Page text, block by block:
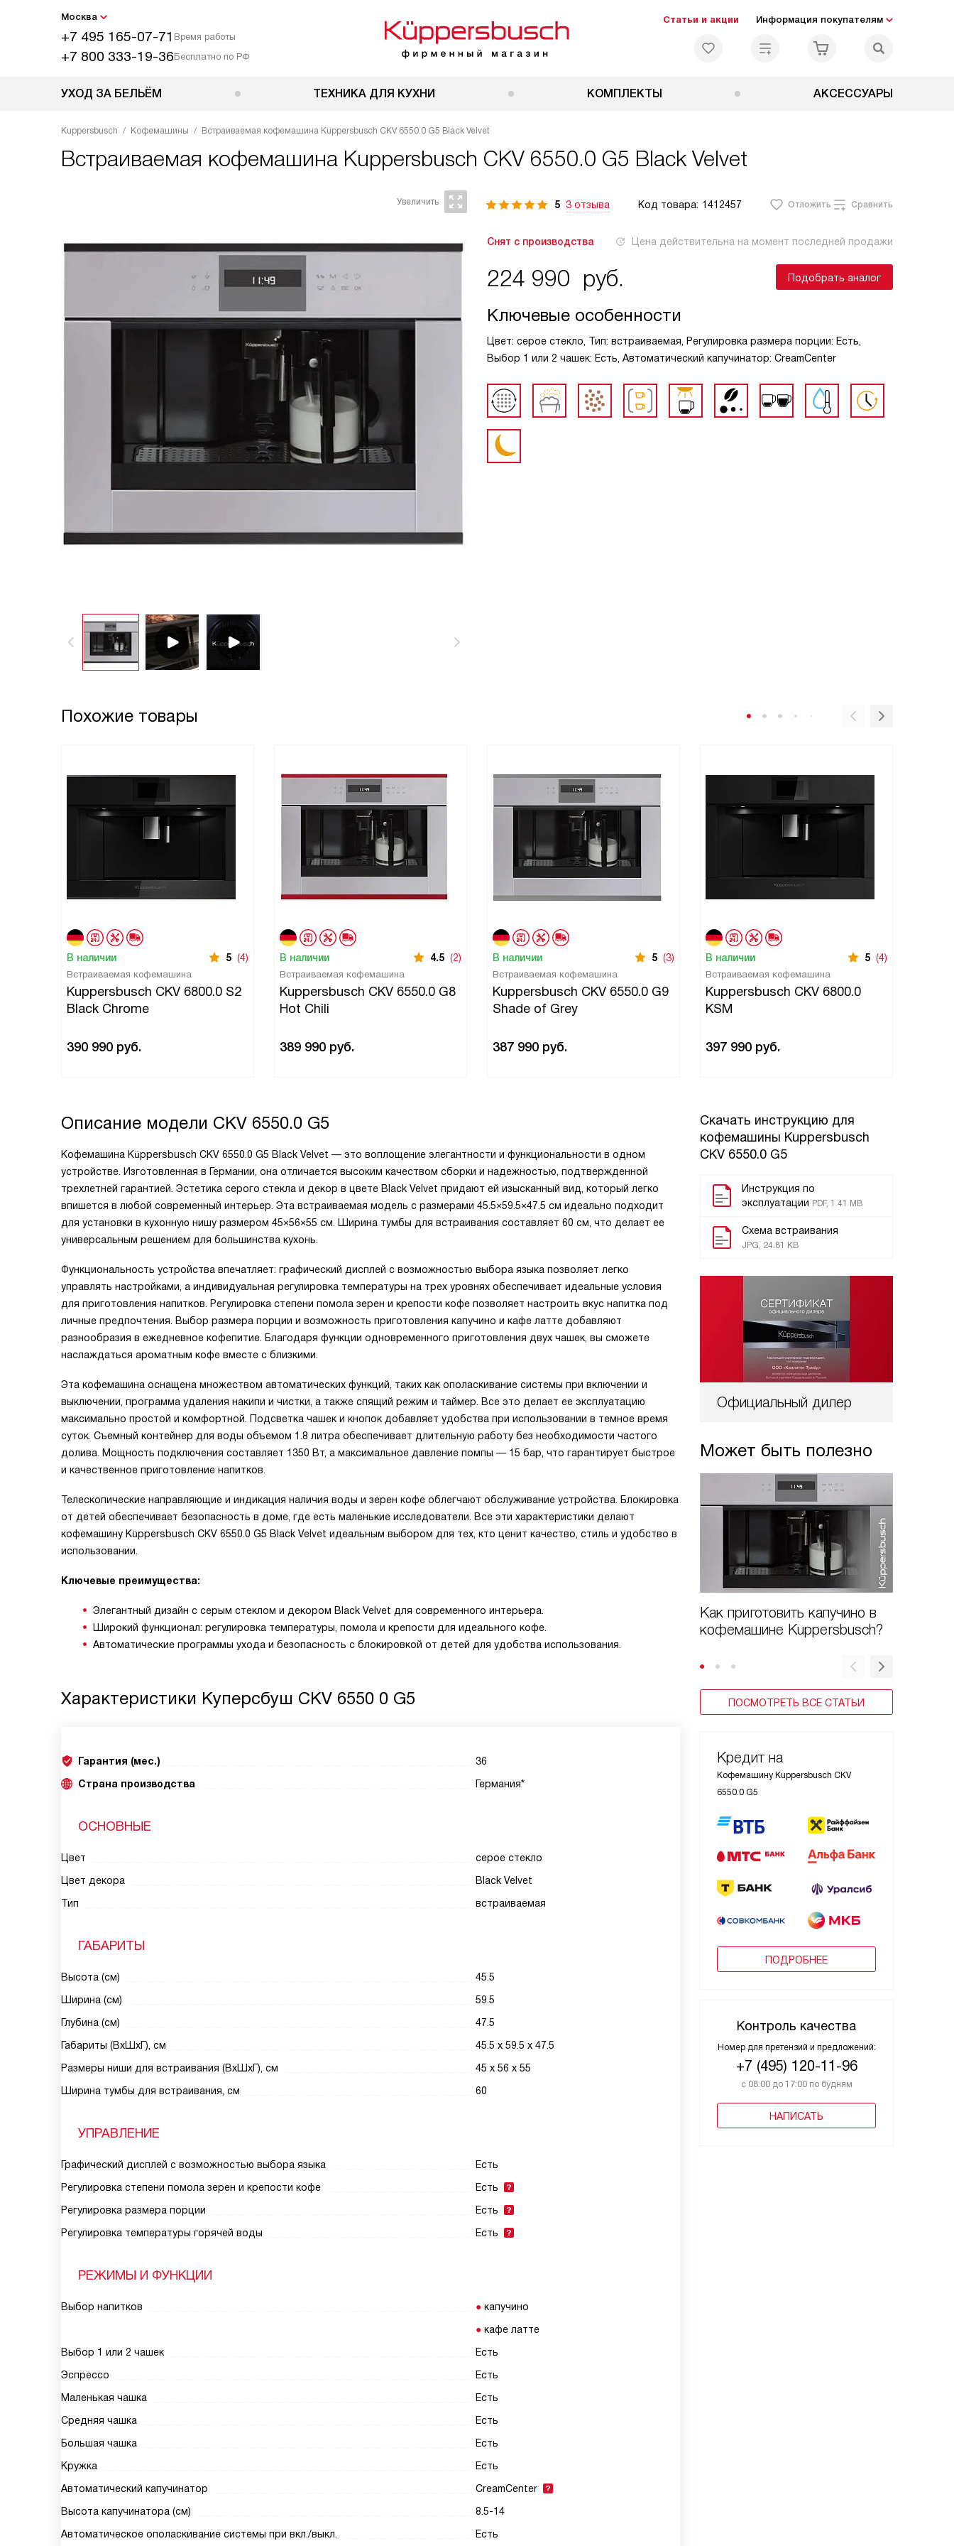
Москва
+7 495 165-07-71 Время работы
+7 800 333-19-36Бесплатно по РФ
Статьи и акции Информация покупателям
УХОД ЗА БЕЛЬЁМ ТЕХНИКА ДЛЯ КУХНИ КОМПЛЕКТЫ АКСЕССУАРЫ
Kuppersbusch Кофемашины Встраиваемая кофемашина Kuppersbusch CKV 6550.0 G5 Black Velvet
Встраиваемая кофемашина Kuppersbusch CKV 6550.0 G5 Black Velvet
5 3 отзыва Код товара: 1412457 Отложить Сравнить
Снят с производства Цена действительна на момент последней продажи
224 990 руб. Подобрать аналог
Ключевые особенности
Цвет: серое стекло, Тип: встраиваемая, Регулировка размера порции: Есть,
Выбор 1 или 2 чашек: Есть, Автоматический капучинатор: CreamCenter
Похожие товары
В наличии 5 (4)
Встраиваемая кофемашина
Kuppersbusch CKV 6800.0 S2
Black Chrome
390 990 руб.
В наличии 4.5 (2)
Встраиваемая кофемашина
Kuppersbusch CKV 6550.0 G8
Hot Chili
389 990 руб.
В наличии 5 (3)
Встраиваемая кофемашина
Kuppersbusch CKV 6550.0 G9
Shade of Grey
387 990 руб.
В наличии 5 (4)
Встраиваемая кофемашина
Kuppersbusch CKV 6800.0
KSM
397 990 руб.
Скачать инструкцию для
кофемашины Kuppersbusch
CKV 6550.0 G5
Инструкция по
эксплуатации PDF, 1.41 MB
Схема встраивания
JPG, 24.81 KB
Официальный дилер
Может быть полезно
Как приготовить капучино в
кофемашине Kuppersbusch?
ПОСМОТРЕТЬ ВСЕ СТАТЬИ
Кредит на
Кофемашину Kuppersbusch CKV
6550.0 G5
ПОДРОБНЕЕ
Контроль качества
Номер для претензий и предложений:
+7 (495) 120-11-96
с 08:00 до 17:00 по будням
НАПИСАТЬ
Описание модели CKV 6550.0 G5
Кофемашина Küppersbusch CKV 6550.0 G5 Black Velvet — это воплощение элегантности и функциональности в одном
устройстве. Изготовленная в Германии, она отличается высоким качеством сборки и надежностью, подтвержденной
трехлетней гарантией. Эстетика серого стекла и декор в цвете Black Velvet придают ей изысканный вид, который легко
впишется в любой современный интерьер. Эта встраиваемая модель с размерами 45.5×59.5×47.5 см идеально подходит
для установки в кухонную нишу размером 45×56×55 см. Ширина тумбы для встраивания составляет 60 см, что делает ее
универсальным решением для большинства кухонь.
Функциональность устройства впечатляет: графический дисплей с возможностью выбора языка позволяет легко
управлять настройками, а индивидуальная регулировка температуры на трех уровнях обеспечивает идеальные условия
для приготовления напитков. Регулировка степени помола зерен и крепости кофе позволяет настроить вкус напитка под
личные предпочтения. Выбор размера порции и возможность приготовления капучино и кафе латте добавляют
разнообразия в ежедневное кофепитие. Благодаря функции одновременного приготовления двух чашек, вы сможете
наслаждаться ароматным кофе вместе с близкими.
Эта кофемашина оснащена множеством автоматических функций, таких как ополаскивание системы при включении и
выключении, программа удаления накипи и чистки, а также спящий режим и таймер. Все это делает ее эксплуатацию
максимально простой и комфортной. Подсветка чашек и кнопок добавляет удобства при использовании в темное время
суток. Съемный контейнер для воды объемом 1.8 литра обеспечивает длительную работу без необходимости частого
долива. Мощность подключения составляет 1350 Вт, а максимальное давление помпы — 15 бар, что гарантирует быстрое
и качественное приготовление напитков.
Телескопические направляющие и индикация наличия воды и зерен кофе облегчают обслуживание устройства. Блокировка
от детей обеспечивает безопасность в доме, где есть маленькие исследователи. Все эти характеристики делают
кофемашину Küppersbusch CKV 6550.0 G5 Black Velvet идеальным выбором для тех, кто ценит качество, стиль и удобство в
использовании.
Ключевые преимущества:
Элегантный дизайн с серым стеклом и декором Black Velvet для современного интерьера.
Широкий функционал: регулировка температуры, помола и крепости для идеального кофе.
Автоматические программы ухода и безопасность с блокировкой от детей для удобства использования.
Характеристики Куперсбуш CKV 6550 0 G5
Гарантия (мес.)
36
Страна производства
Германия*
ОСНОВНЫЕ
Цвет
серое стекло
Цвет декора
Black Velvet
Тип
встраиваемая
ГАБАРИТЫ
Высота (см)
45.5
Ширина (см)
59.5
Глубина (см)
47.5
Габариты (ВхШхГ), см
45.5 x 59.5 x 47.5
Размеры ниши для встраивания (ВхШхГ), см
45 х 56 х 55
Ширина тумбы для встраивания, см
60
УПРАВЛЕНИЕ
Графический дисплей с возможностью выбора языка
Есть
Регулировка степени помола зерен и крепости кофе
Есть
Регулировка размера порции
Есть
Регулировка температуры горячей воды
Есть
РЕЖИМЫ И ФУНКЦИИ
Выбор напитков
капучино
кафе латте
Выбор 1 или 2 чашек
Есть
Эспрессо
Есть
Маленькая чашка
Есть
Средняя чашка
Есть
Большая чашка
Есть
Кружка
Есть
Автоматический капучинатор
CreamCenter
Высота капучинатора (см)
8.5-14
Автоматическое ополаскивание системы при вкл./выкл.
Есть